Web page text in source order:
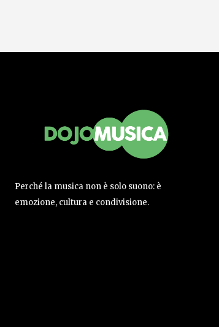
Perché la musica non è solo suono: è
emozione, cultura e condivisione.